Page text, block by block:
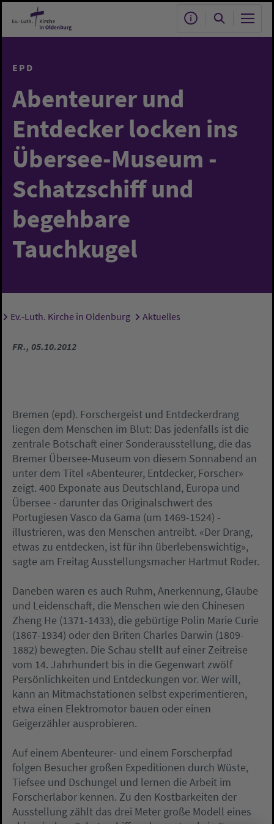
Zum Hauptinhalt springen
EPD
Abenteurer und
Entdecker locken ins
Übersee-Museum -
Schatzschiff und
begehbare
Tauchkugel
Sie sind hier:
Ev.-Luth. Kirche in Oldenburg Aktuelles
FR., 05.10.2012
Bremen (epd). Forschergeist und Entdeckerdrang
liegen dem Menschen im Blut: Das jedenfalls ist die
zentrale Botschaft einer Sonderausstellung, die das
Bremer Übersee-Museum von diesem Sonnabend an
unter dem Titel «Abenteurer, Entdecker, Forscher»
zeigt. 400 Exponate aus Deutschland, Europa und
Übersee - darunter das Originalschwert des
Portugiesen Vasco da Gama (um 1469-1524) -
illustrieren, was den Menschen antreibt. «Der Drang,
etwas zu entdecken, ist für ihn überlebenswichtig»,
sagte am Freitag Ausstellungsmacher Hartmut Roder.
Daneben waren es auch Ruhm, Anerkennung, Glaube
und Leidenschaft, die Menschen wie den Chinesen
Zheng He (1371-1433), die gebürtige Polin Marie Curie
(1867-1934) oder den Briten Charles Darwin (1809-
1882) bewegten. Die Schau stellt auf einer Zeitreise
vom 14. Jahrhundert bis in die Gegenwart zwölf
Persönlichkeiten und Entdeckungen vor. Wer will,
kann an Mitmachstationen selbst experimentieren,
etwa einen Elektromotor bauen oder einen
Geigerzähler ausprobieren.
Auf einem Abenteurer- und einem Forscherpfad
folgen Besucher großen Expeditionen durch Wüste,
Tiefsee und Dschungel und lernen die Arbeit im
Forscherlabor kennen. Zu den Kostbarkeiten der
Ausstellung zählt das drei Meter große Modell eines